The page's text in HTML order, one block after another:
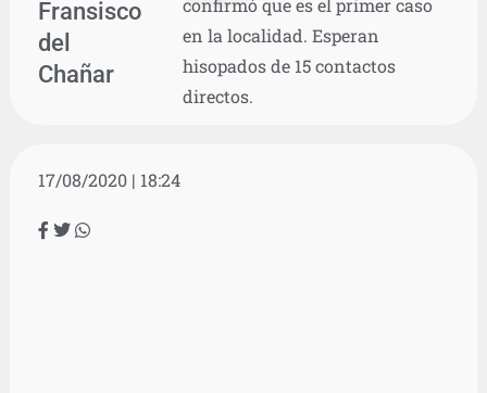
Fransisco
del
Chañar
confirmó que es el primer caso
en la localidad. Esperan
hisopados de 15 contactos
directos.
17/08/2020 | 18:24